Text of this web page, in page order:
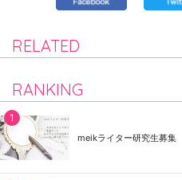
RELATED
RANKING
meikライター研究生募集